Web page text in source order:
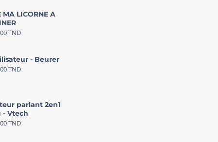
MA LICORNE A
TND
- Beurer
TND
parlant 2en1
- Vtech
TND